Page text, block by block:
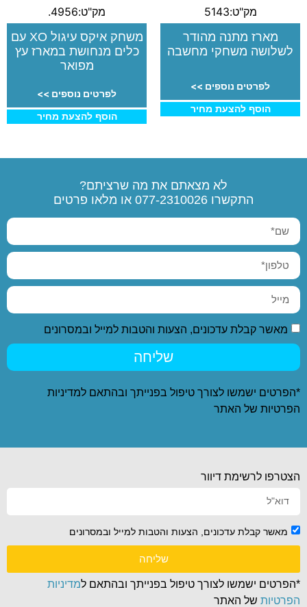
מק"ט:5143
מארז מתנה מהודר
לשלושה משחקי מחשבה
לפרטים נוספים >>
הוסף להצעת מחיר
מק"ט:4956.
משחק איקס עיגול XO עם
כלים מנחושת במארז עץ
מפואר
לפרטים נוספים >>
הוסף להצעת מחיר
לא מצאתם את מה שרציתם?
התקשרו 077-2310026 או מלאו פרטים
מאשר קבלת עדכונים, הצעות והטבות למייל ובמסרונים
שליחה
*הפרטים ישמשו לצורך טיפול בפנייתך ובהתאם למדיניות
הפרטיות של האתר
הצטרפו לרשימת דיוור
מאשר קבלת עדכונים, הצעות והטבות למייל ובמסרונים
שליחה
*הפרטים ישמשו לצורך טיפול בפנייתך ובהתאם למדיניות
הפרטיות של האתר